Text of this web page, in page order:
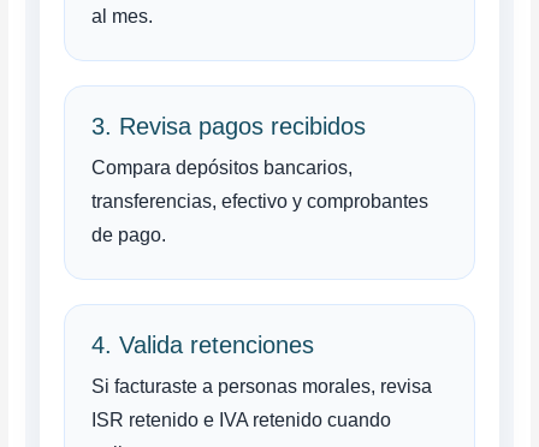
al mes.
3. Revisa pagos recibidos
Compara depósitos bancarios,
transferencias, efectivo y comprobantes
de pago.
4. Valida retenciones
Si facturaste a personas morales, revisa
ISR retenido e IVA retenido cuando